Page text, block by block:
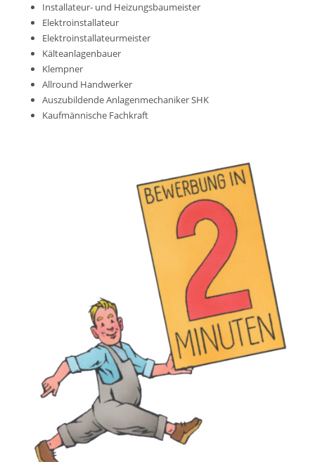
Installateur- und Heizungsbaumeister
Elektroinstallateur
Elektroinstallateurmeister
Kälteanlagenbauer
Klempner
Allround Handwerker
Auszubildende Anlagenmechaniker SHK
Kaufmännische Fachkraft